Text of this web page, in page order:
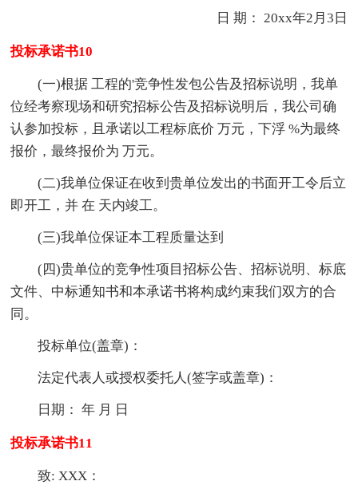
日 期： 20xx年2月3日
投标承诺书10
(一)根据 工程的'竞争性发包公告及招标说明，我单
位经考察现场和研究招标公告及招标说明后，我公司确
认参加投标，且承诺以工程标底价 万元，下浮 %为最终
报价，最终报价为 万元。
(二)我单位保证在收到贵单位发出的书面开工令后立
即开工，并 在 天内竣工。
(三)我单位保证本工程质量达到
(四)贵单位的竞争性项目招标公告、招标说明、标底
文件、中标通知书和本承诺书将构成约束我们双方的合
同。
投标单位(盖章)：
法定代表人或授权委托人(签字或盖章)：
日期： 年 月 日
投标承诺书11
致: XXX：